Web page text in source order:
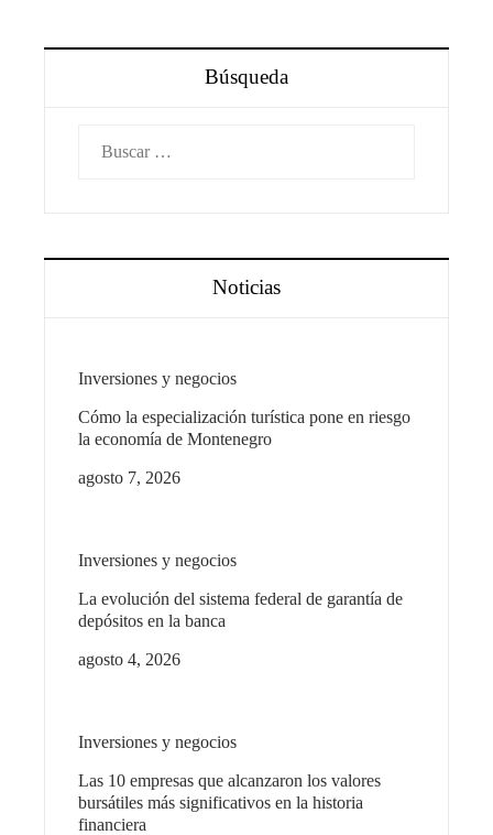
Búsqueda
Noticias
Inversiones y negocios
Cómo la especialización turística pone en riesgo
la economía de Montenegro
agosto 7, 2026
Inversiones y negocios
La evolución del sistema federal de garantía de
depósitos en la banca
agosto 4, 2026
Inversiones y negocios
Las 10 empresas que alcanzaron los valores
bursátiles más significativos en la historia
financiera